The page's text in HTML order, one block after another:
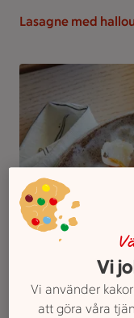
Lasagne med
Vodkapasta
Betyg 4.6 av 5. 278
278 personer har
Vi
Vi använder
att göra våra